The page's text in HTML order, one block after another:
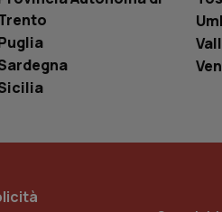
un numero
in cui viene
di accesso per
Analytics
per mantenere
traccia
incorporati